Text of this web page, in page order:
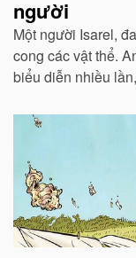
người
Một người Isarel,
cong các vật thể.
biểu diễn nhiều